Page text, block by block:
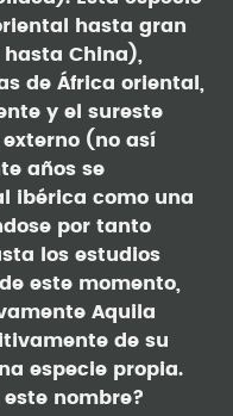
hasta gran
China),
de África oriental,
y el sureste
(no así
años se
ibérica como una
por tanto
los estudios
este momento,
Aquila
de su
especie propia.
este nombre?